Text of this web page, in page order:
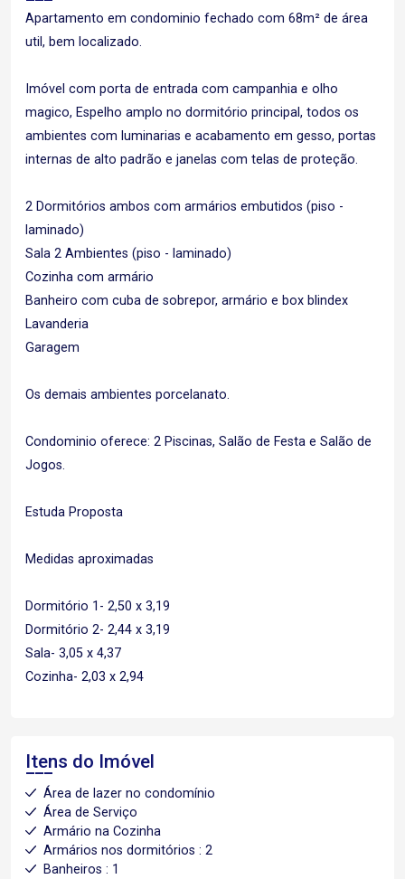
Apartamento em condominio fechado com 68m² de área
util, bem localizado.
Imóvel com porta de entrada com campanhia e olho
magico, Espelho amplo no dormitório principal, todos os
ambientes com luminarias e acabamento em gesso, portas
internas de alto padrão e janelas com telas de proteção.
2 Dormitórios ambos com armários embutidos (piso -
laminado)
Sala 2 Ambientes (piso - laminado)
Cozinha com armário
Banheiro com cuba de sobrepor, armário e box blindex
Lavanderia
Garagem
Os demais ambientes porcelanato.
Condominio oferece: 2 Piscinas, Salão de Festa e Salão de
Jogos.
Estuda Proposta
Medidas aproximadas
Dormitório 1- 2,50 x 3,19
Dormitório 2- 2,44 x 3,19
Sala- 3,05 x 4,37
Cozinha- 2,03 x 2,94
Itens do Imóvel
Área de lazer no condomínio
Área de Serviço
Armário na Cozinha
Armários nos dormitórios : 2
Banheiros : 1